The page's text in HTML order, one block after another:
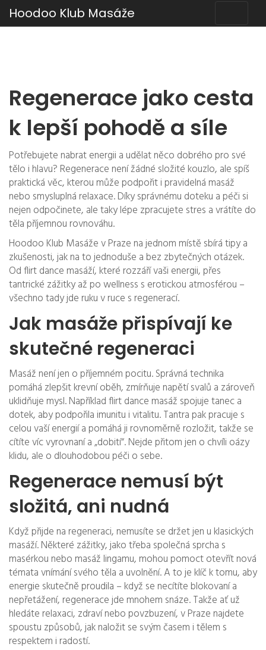
Hoodoo Klub Masáže
Regenerace jako cesta
k lepší pohodě a síle
Potřebujete nabrat energii a udělat něco dobrého pro své
tělo i hlavu? Regenerace není žádné složité kouzlo, ale spíš
praktická věc, kterou může podpořit i pravidelná masáž
nebo smysluplná relaxace. Díky správnému doteku a péči si
nejen odpočinete, ale taky lépe zpracujete stres a vrátíte do
těla příjemnou rovnováhu.
Hoodoo Klub Masáže v Praze na jednom místě sbírá tipy a
zkušenosti, jak na to jednoduše a bez zbytečných otázek.
Od flirt dance masáží, které rozzáří vaši energii, přes
tantrické zážitky až po wellness s erotickou atmosférou –
všechno tady jde ruku v ruce s regenerací.
Jak masáže přispívají ke
skutečné regeneraci
Masáž není jen o příjemném pocitu. Správná technika
pomáhá zlepšit krevní oběh, zmírňuje napětí svalů a zároveň
uklidňuje mysl. Například flirt dance masáž spojuje tanec a
dotek, aby podpořila imunitu i vitalitu. Tantra pak pracuje s
celou vaší energií a pomáhá ji rovnoměrně rozložit, takže se
cítíte víc vyrovnaní a „dobití“. Nejde přitom jen o chvíli oázy
klidu, ale o dlouhodobou péči o sebe.
Regenerace nemusí být
složitá, ani nudná
Když přijde na regeneraci, nemusíte se držet jen u klasických
masáží. Některé zážitky, jako třeba společná sprcha s
masérkou nebo masáž lingamu, mohou pomoct otevřít nová
témata vnímání svého těla a uvolnění. A to je klíč k tomu, aby
energie skutečně proudila – když se necítíte blokovaní a
nepřetážení, regenerace jde mnohem snáze. Takže ať už
hledáte relaxaci, zdraví nebo povzbuzení, v Praze najdete
spoustu způsobů, jak naložit se svým časem i tělem s
respektem i radostí.